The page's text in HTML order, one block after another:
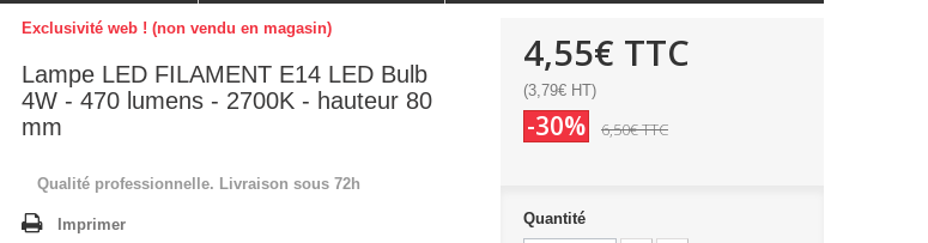
Exclusivité web ! (non vendu en magasin)
Lampe LED FILAMENT E14 LED Bulb
4W - 470 lumens - 2700K - hauteur 80
mm
Qualité professionnelle. Livraison sous 72h
Imprimer
4,55€ TTC
(3,79€ HT)
-30% 6,50€TTC
Quantité